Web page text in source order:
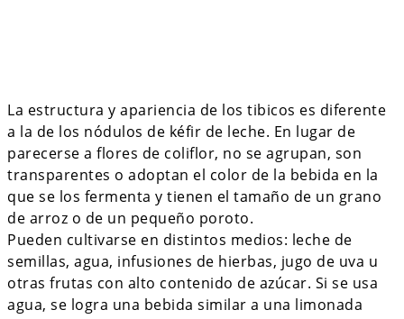
La estructura y apariencia de los tibicos es diferente
a la de los nódulos de kéfir de leche. En lugar de
parecerse a flores de coliflor, no se agrupan, son
transparentes o adoptan el color de la bebida en la
que se los fermenta y tienen el tamaño de un grano
de arroz o de un pequeño poroto.
Pueden cultivarse en distintos medios: leche de
semillas, agua, infusiones de hierbas, jugo de uva u
otras frutas con alto contenido de azúcar. Si se usa
agua, se logra una bebida similar a una limonada